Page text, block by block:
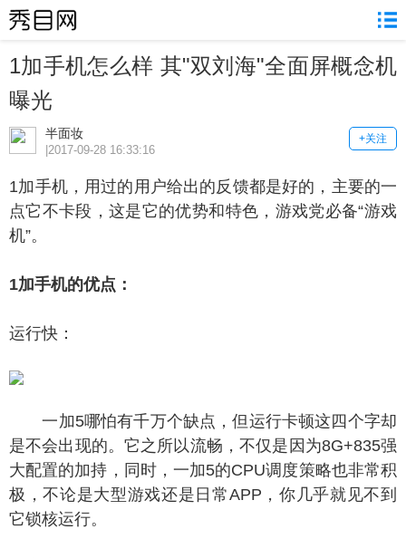
1加手机怎么样 其"双刘海"全面屏概念机
曝光
半面妆 +关注
|2017-09-28 16:33:16
手机，用过的用户给出的反馈都是好的，主要的一
点它不卡段，这是它的优势和特色，游戏党必备“游戏
机”。
手机的优点：
快：
一加5哪怕有千万个缺点，但运行卡顿这四个字却
是不会出现的。它之所以流畅，不仅是因为8G+835强
大配置的加持，同时，一加5的CPU调度策略也非常积
极，不论是大型游戏还是日常APP，你几乎就见不到
它锁核运行。